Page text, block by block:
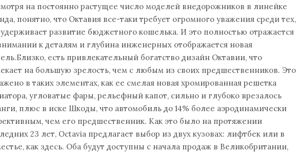
на постоянно растущее число моделей внедорожников в линейке
понятно, что Октавия все-таки требует огромного уважения среди тех,
удерживает развитие бюджетного кошелька. И это полностью отражается
к деталям и глубина инженерных отображается новая
есть привлекательный богатство дизайн Октавии, что
на большую зрелость, чем с любым из своих предшественников. Это
в таких элементах, как ее смелая новая хромированная решетка
угловатые фары, рельефный капот, сильно и глубоко врезалось
плюс в иске Шкоды, что автомобиль до 14% более аэродинамически
чем его предшественник. Как это было на протяжении
23 лет, Octavia предлагает выбор из двух кузовах: лифтбек или в
как здесь. Оба будут доступны с начала продаж в Великобритании,